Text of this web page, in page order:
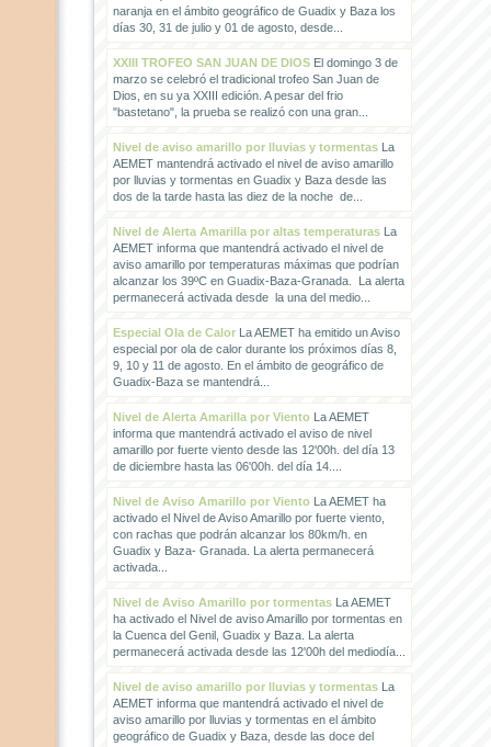
naranja en el ámbito geográfico de Guadix y Baza los
días 30, 31 de julio y 01 de agosto, desde...
XXIII TROFEO SAN JUAN DE DIOSEl domingo 3 de
marzo se celebró el tradicional trofeo San Juan de
Dios, en su ya XXIII edición. A pesar del frio
"bastetano", la prueba se realizó con una gran...
Nivel de aviso amarillo por lluvias y tormentasLa
AEMET mantendrá activado el nivel de aviso amarillo
por lluvias y tormentas en Guadix y Baza desde las
dos de la tarde hasta las diez de la noche de...
Nivel de Alerta Amarilla por altas temperaturasLa
AEMET informa que mantendrá activado el nivel de
aviso amarillo por temperaturas máximas que podrían
alcanzar los 39ºC en Guadix-Baza-Granada. La alerta
permanecerá activada desde la una del medio...
Especial Ola de CalorLa AEMET ha emitido un Aviso
especial por ola de calor durante los próximos días 8,
9, 10 y 11 de agosto. En el ámbito de geográfico de
Guadix-Baza se mantendrá...
Nivel de Alerta Amarilla por VientoLa AEMET
informa que mantendrá activado el aviso de nivel
amarillo por fuerte viento desde las 12'00h. del día 13
de diciembre hasta las 06'00h. del día 14....
Nivel de Aviso Amarillo por VientoLa AEMET ha
activado el Nivel de Aviso Amarillo por fuerte viento,
con rachas que podrán alcanzar los 80km/h. en
Guadix y Baza- Granada. La alerta permanecerá
activada...
Nivel de Aviso Amarillo por tormentasLa AEMET
ha activado el Nivel de aviso Amarillo por tormentas en
la Cuenca del Genil, Guadix y Baza. La alerta
permanecerá activada desde las 12'00h del mediodía...
Nivel de aviso amarillo por lluvias y tormentasLa
AEMET informa que mantendrá activado el nivel de
aviso amarillo por lluvias y tormentas en el ámbito
geográfico de Guadix y Baza, desde las doce del